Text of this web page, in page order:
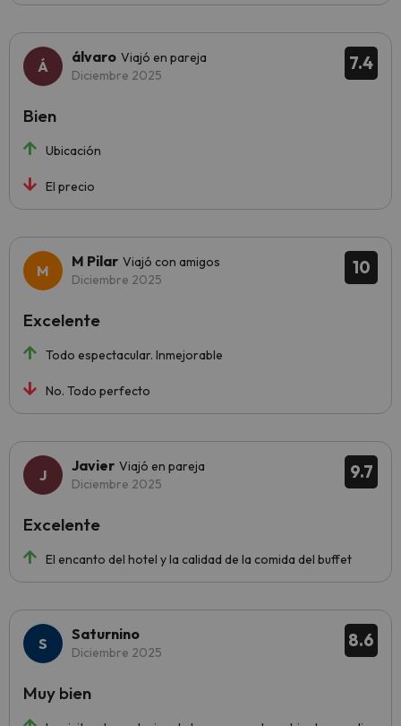
7.4
álvaro Viajó en pareja
Diciembre 2025
Ubicación
El precio
Bien
10
M Pilar Viajó con amigos
Diciembre 2025
Todo espectacular. Inmejorable
No. Todo perfecto
Excelente
9.7
Javier Viajó en pareja
Diciembre 2025
El encanto del hotel y la calidad de la comida del buffet
Excelente
8.6
Saturnino
Diciembre 2025
Muy bien